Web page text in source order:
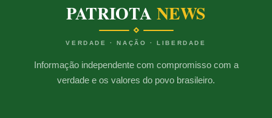
PATRIOTANEWS
VERDADE · NAÇÃO · LIBERDADE
Informação independente com compromisso com a
verdade e os valores do povo brasileiro.